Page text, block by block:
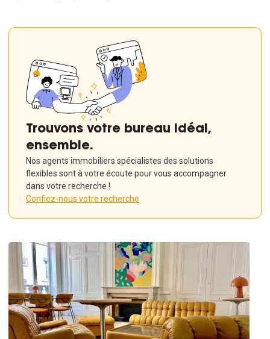
Trouvons votre bureau idéal,
ensemble.
Nos agents immobiliers spécialistes des solutions
flexibles sont à votre écoute pour vous accompagner
dans votre recherche !
Confiez-nous votre recherche